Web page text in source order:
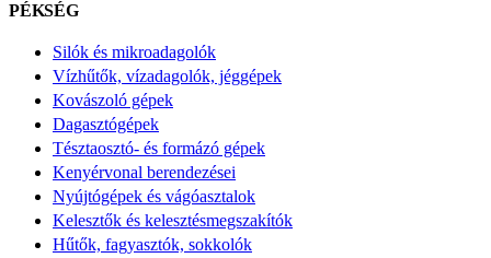
PÉKSÉG
Silók és mikroadagolók
Vízhűtők, vízadagolók, jéggépek
Kovászoló gépek
Dagasztógépek
Tésztaosztó- és formázó gépek
Kenyérvonal berendezései
Nyújtógépek és vágóasztalok
Kelesztők és kelesztésmegszakítók
Hűtők, fagyasztók, sokkolók